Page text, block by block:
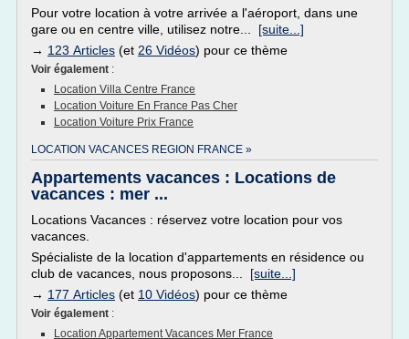
Pour votre location à votre arrivée a l'aéroport, dans une
gare ou en centre ville, utilisez notre... [suite...]
→ 123 Articles (et 26 Vidéos) pour ce thème
Voir également :
Location Villa Centre France
Location Voiture En France Pas Cher
Location Voiture Prix France
LOCATION VACANCES REGION FRANCE »
Appartements vacances : Locations de
vacances : mer ...
Locations Vacances : réservez votre location pour vos
vacances.
Spécialiste de la location d'appartements en résidence ou
club de vacances, nous proposons... [suite...]
→ 177 Articles (et 10 Vidéos) pour ce thème
Voir également :
Location Appartement Vacances Mer France